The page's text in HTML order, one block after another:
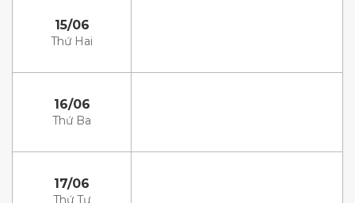
15/06
Thứ Hai
16/06
Thứ Ba
17/06
Thứ Tư